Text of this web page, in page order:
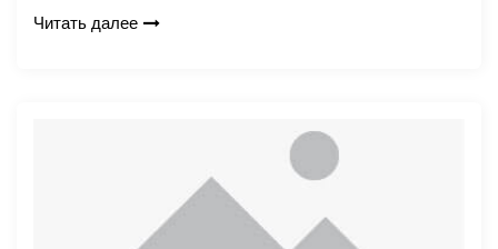
Читать далее